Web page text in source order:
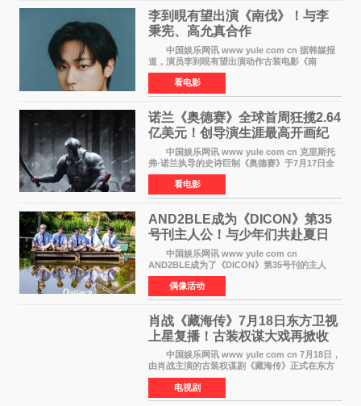
李到晛有望出演《南伐》！与李
秉宪、高允真合作
中国娱乐网讯 www yule com cn 据韩媒报
道，演员李到晛有望出演动作古装电影《南
伐》，与李秉宪、高允真合作，引发关注。
该片为动作古装片，讲述朝鲜初期，为了解救被
倭寇绑走的俘虏，9
看电影
诺兰《奥德赛》全球首周狂揽2.64
亿美元！创导演生涯最高开画纪
中国娱乐网讯 www yule com cn 克里斯托
弗·诺兰执导的史诗巨制《奥德赛》于7月17日全
球上映，首周末票房表现远超预期——北美首周
三天粗报1 245亿美元（开画3919馆），全球首周
2 641亿美元
看电影
AND2BLE成为《DICON》第35
号刊主人公！与少年们共赴夏日
之约
中国娱乐网讯 www yule com cn
AND2BLE成为了《DICON》第35号刊的主人
公，本期标题为And The Summer。作为出道后
首次担任杂志画报主角的完整体，AND2BLE用清
澈的少年感与全新的夏天相遇了
偶像活动
肖战《藏海传》7月18日东方卫视
上星复播！古装权谋大戏再掀收
视热潮
中国娱乐网讯 www yule com cn 7月18日，
由肖战主演的古装权谋剧《藏海传》正式在东方
卫视上星复播，引发广泛关注。该剧此前已在网
络平台播出，凭借精良制作和紧凑剧情收获不俗
口碑，此次上
电视剧